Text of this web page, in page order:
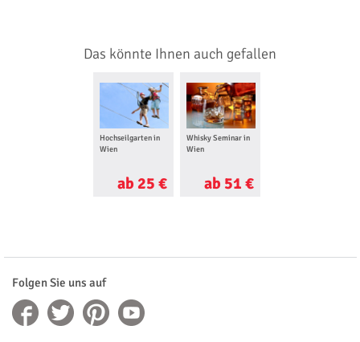
Das könnte Ihnen auch gefallen
Hochseilgarten in
Wien
ab 25 €
Whisky Seminar in
Wien
ab 51 €
Folgen Sie uns auf